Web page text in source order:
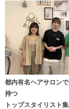
都内有名ヘアサロン
持つ
トップスタイリスト集